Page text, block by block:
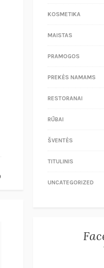
KOSMETIKA
MAISTAS
PRAMOGOS
PREKĖS NAMAMS
RESTORANAI
RŪBAI
ŠVENTĖS
TITULINIS
UNCATEGORIZED